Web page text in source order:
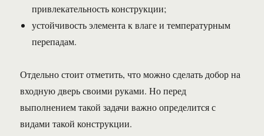
привлекательность конструкции;
устойчивость элемента к влаге и температурным
перепадам.
Отдельно стоит отметить, что можно сделать добор на
входную дверь своими руками. Но перед
выполнением такой задачи важно определится с
видами такой конструкции.